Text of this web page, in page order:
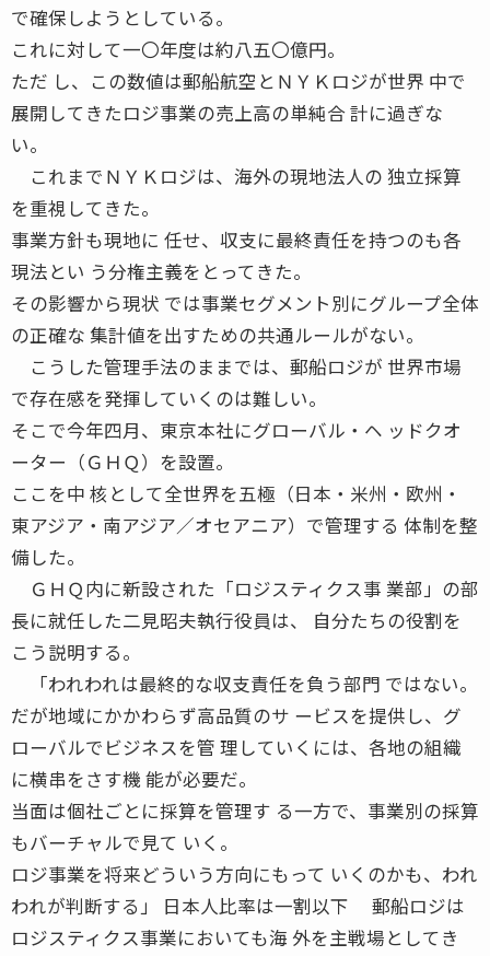
で確保しようとしている。
これに対して一〇年度は約八五〇億円。
ただ し、この数値は郵船航空とＮＹＫロジが世界 中で
展開してきたロジ事業の売上高の単純合 計に過ぎな
い。
これまでＮＹＫロジは、海外の現地法人の 独立採算
を重視してきた。
事業方針も現地に 任せ、収支に最終責任を持つのも各
現法とい う分権主義をとってきた。
その影響から現状 では事業セグメント別にグループ全体
の正確な 集計値を出すための共通ルールがない。
こうした管理手法のままでは、郵船ロジが 世界市場
で存在感を発揮していくのは難しい。
そこで今年四月、東京本社にグローバル・ヘ ッドクオ
ーター（ＧＨＱ）を設置。
ここを中 核として全世界を五極（日本・米州・欧州・
東アジア・南アジア／オセアニア）で管理する 体制を整
備した。
ＧＨＱ内に新設された「ロジスティクス事 業部」の部
長に就任した二見昭夫執行役員は、 自分たちの役割を
こう説明する。
「われわれは最終的な収支責任を負う部門 ではない。
だが地域にかかわらず高品質のサ ービスを提供し、グ
ローバルでビジネスを管 理していくには、各地の組織
に横串をさす機 能が必要だ。
当面は個社ごとに採算を管理す る一方で、事業別の採算
もバーチャルで見て いく。
ロジ事業を将来どういう方向にもって いくのかも、われ
われが判断する」 日本人比率は一割以下 郵船ロジは
ロジスティクス事業においても海 外を主戦場としてき